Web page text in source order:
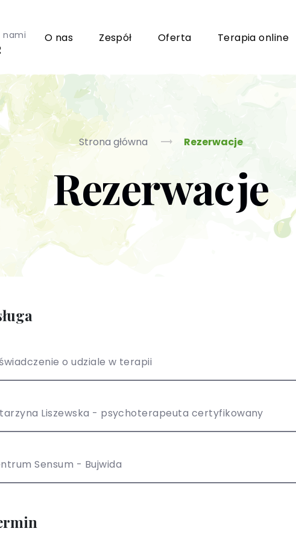
nami O nas Zespół Oferta Terapia online
Grupy wsparcia i TUSy dla osób dorosłych
Poradnictwo seksuologiczne
Psychoterapia par i małżeństwa
Terapia uzależnień (PL / EN)
Strona główna Rezerwacje
Rezerwacje
o udziale w terapii
Liszewska - psychoterapeuta certyfikowany
Sensum - Bujwida